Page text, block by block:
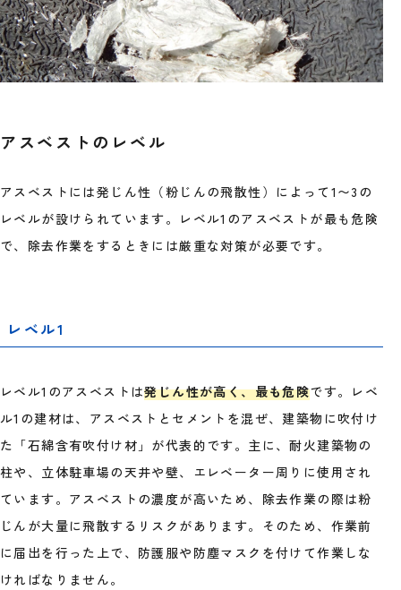
アスベストのレベル
アスベストには発じん性（粉じんの飛散性）によって1〜3の
レベルが設けられています。レベル1のアスベストが最も危険
で、除去作業をするときには厳重な対策が必要です。
レベル1
レベル1のアスベストは発じん性が高く、最も危険です。レベ
ル1の建材は、アスベストとセメントを混ぜ、建築物に吹付け
た「石綿含有吹付け材」が代表的です。主に、耐火建築物の
柱や、立体駐車場の天井や壁、エレベーター周りに使用され
ています。アスベストの濃度が高いため、除去作業の際は粉
じんが大量に飛散するリスクがあります。そのため、作業前
に届出を行った上で、防護服や防塵マスクを付けて作業しな
ければなりません。